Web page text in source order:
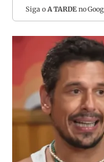
Siga o A TARDEno